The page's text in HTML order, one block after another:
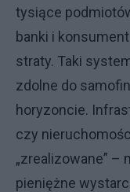
tysiące
banki i
straty. Taki
zdolne do
horyzoncie.
czy
„zrealizowane” –
pieniężne